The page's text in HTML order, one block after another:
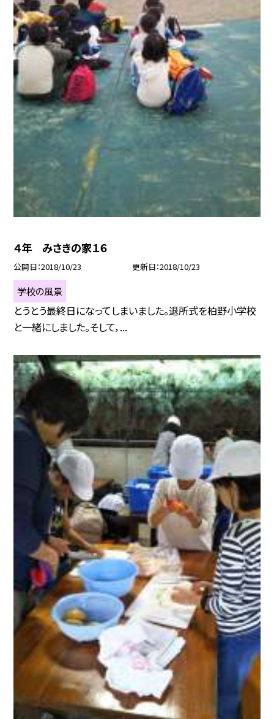
４年 みさきの家１６
公開日 2018/10/23 更新日 2018/10/23
学校の風景
とうとう最終日になってしまいました。退所式を柏野小学校
と一緒にしました。そして，...